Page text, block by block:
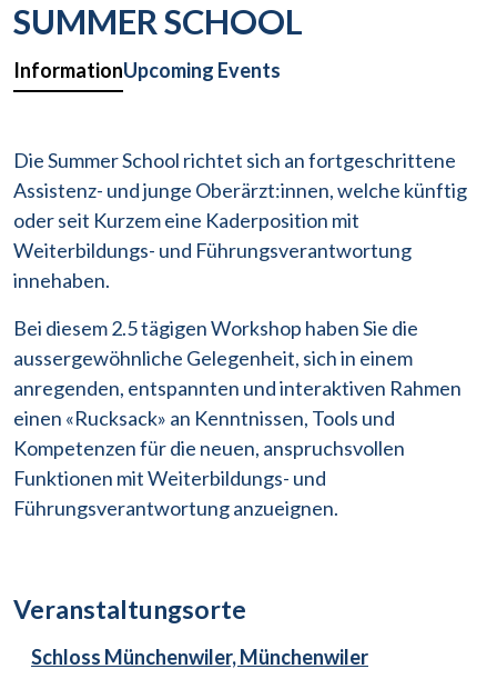
SUMMER SCHOOL
InformationUpcoming Events
Die Summer School richtet sich an fortgeschrittene
Assistenz- und junge Oberärzt:innen, welche künftig
oder seit Kurzem eine Kaderposition mit
Weiterbildungs- und Führungsverantwortung
innehaben.
Bei diesem 2.5 tägigen Workshop haben Sie die
aussergewöhnliche Gelegenheit, sich in einem
anregenden, entspannten und interaktiven Rahmen
einen «Rucksack» an Kenntnissen, Tools und
Kompetenzen für die neuen, anspruchsvollen
Funktionen mit Weiterbildungs- und
Führungsverantwortung anzueignen.
Veranstaltungsorte
Schloss Münchenwiler, Münchenwiler